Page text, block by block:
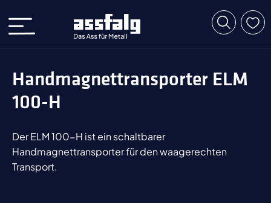
Handmagnettransporter ELM
100-H
Der ELM 100-H ist ein schaltbarer
Handmagnettransporter für den waagerechten
Transport.